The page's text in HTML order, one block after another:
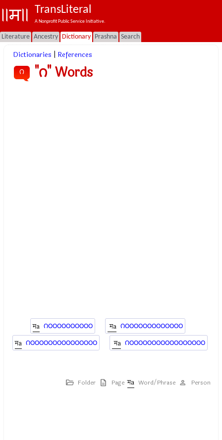
TransLiteral
A Nonprofit Public Service Initiative.
Literature Ancestry Dictionary Prashna Search
Dictionaries References
౧ "౧" Words
౧౦౦౦౦౦౦౦౦౦౦
౧౦౦౦౦౦౦౦౦౦౦౦౦౦
౧౦౦౦౦౦౦౦౦౦౦౦౦౦౦౦
౧౦౦౦౦౦౦౦౦౦౦౦౦౦౦౦౦౦
Folder Page Word/Phrase Person